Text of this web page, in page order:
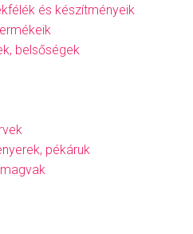
és készítményeik
belsőségek
pékáruk